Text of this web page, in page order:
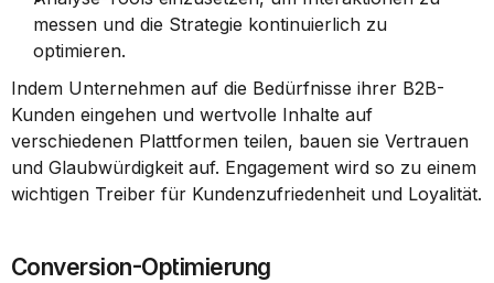
messen und die Strategie kontinuierlich zu
optimieren.
Indem Unternehmen auf die Bedürfnisse ihrer B2B-
Kunden eingehen und wertvolle Inhalte auf
verschiedenen Plattformen teilen, bauen sie Vertrauen
und Glaubwürdigkeit auf. Engagement wird so zu einem
wichtigen Treiber für Kundenzufriedenheit und Loyalität.
Conversion-Optimierung